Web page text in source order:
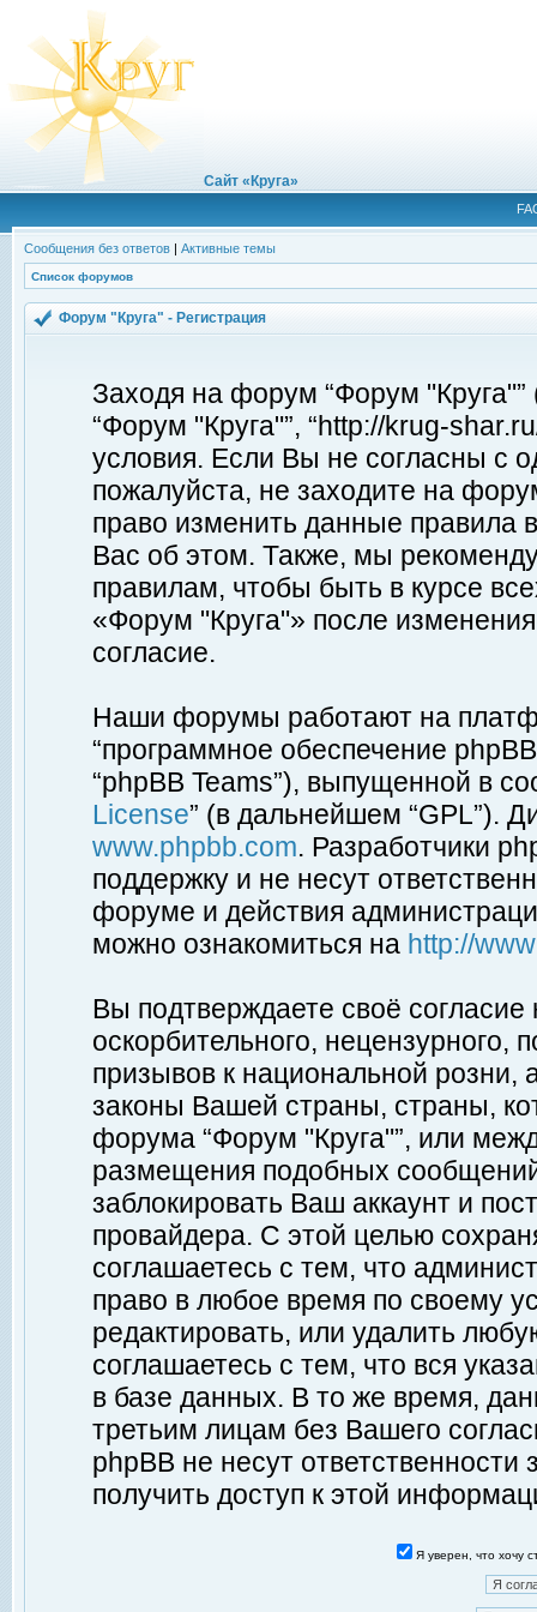
Сайт «Круга»
Сообщения без ответов | Активные темы
Список форумов
Форум "Круга" - Регистрация
Заходя на форум “Форум
“Форум "Круга"”, “http://krug-
условия. Если Вы не согласны с
пожалуйста, не заходите на
право изменить данные правила
Вас об этом. Также, мы
правилам, чтобы быть в курсе
«Форум "Круга"» после
согласие.
Наши форумы работают на
“программное обеспечение
“phpBB Teams”), выпущенной в
License” (в дальнейшем “GPL”).
www.phpbb.com. Разработчики
поддержку и не несут
форуме и действия
можно ознакомиться на http://
Вы подтверждаете своё
оскорбительного, нецензурного,
призывов к национальной
законы Вашей страны, страны,
форума “Форум "Круга"”, или
размещения подобных
заблокировать Ваш аккаунт и
провайдера. С этой целью
соглашаетесь с тем, что
право в любое время по своему
редактировать, или удалить
соглашаетесь с тем, что вся
в базе данных. В то же время,
третьим лицам без Вашего
phpBB не несут ответственности
получить доступ к этой
Я уверен, что хочу